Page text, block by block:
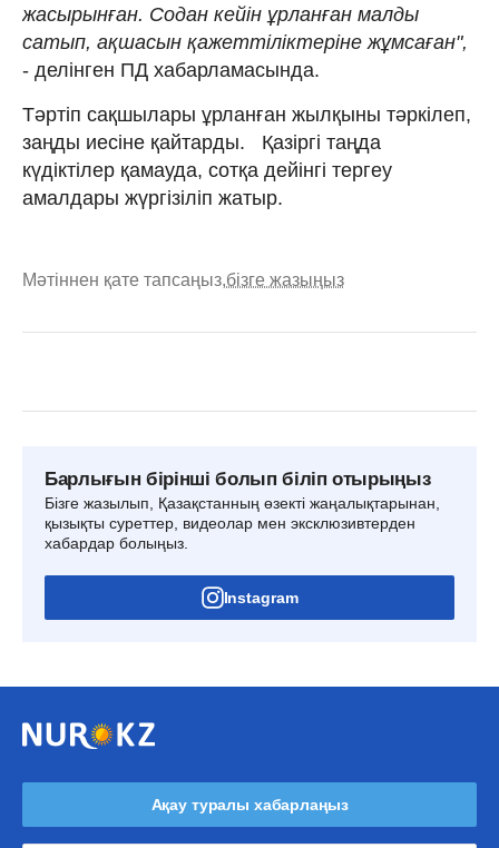
жасырынған. Содан кейін ұрланған малды
сатып, ақшасын қажеттіліктеріне жұмсаған",
- делінген ПД хабарламасында.
Тәртіп сақшылары ұрланған жылқыны тәркілеп,
заңды иесіне қайтарды. Қазіргі таңда
күдіктілер қамауда, сотқа дейінгі тергеу
амалдары жүргізіліп жатыр.
Мәтіннен қате тапсаңыз,бізге жазыңыз
Барлығын бірінші болып біліп отырыңыз
Бізге жазылып, Қазақстанның өзекті жаңалықтарынан,
қызықты суреттер, видеолар мен эксклюзивтерден
хабардар болыңыз.
Instagram
Ақау туралы хабарлаңыз